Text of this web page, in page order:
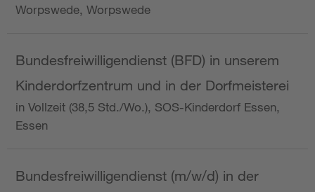
Worpswede, Worpswede
Bundesfreiwilligendienst (BFD) in unserem
Kinderdorfzentrum und in der Dorfmeisterei
in Vollzeit (38,5 Std./Wo.), SOS-Kinderdorf Essen,
Essen
Bundesfreiwilligendienst (m/w/d) in der